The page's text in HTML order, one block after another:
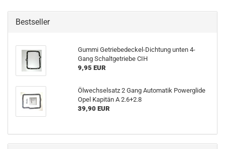
Bestseller
Gummi Getriebedeckel-Dichtung unten 4-
Gang Schaltgetriebe CIH
9,95 EUR
Ölwechselsatz 2 Gang Automatik Powerglide
Opel Kapitän A 2.6+2.8
39,90 EUR